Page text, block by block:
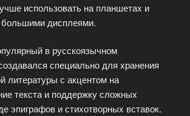
использовать на планшетах и
дисплеями.
в русскоязычном
специально для хранения
литературы с акцентом на
текста и поддержку сложных
эпиграфов и стихотворных вставок.